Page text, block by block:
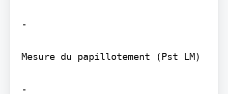
-
Mesure du papillotement (Pst LM)